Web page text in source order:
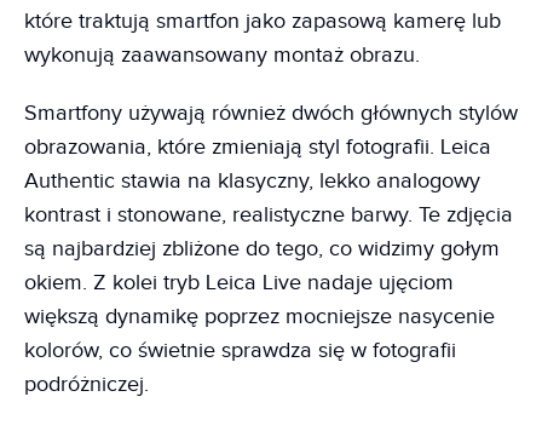
które traktują smartfon jako zapasową kamerę lub
wykonują zaawansowany montaż obrazu.
Smartfony używają również dwóch głównych stylów
obrazowania, które zmieniają styl fotografii. Leica
Authentic stawia na klasyczny, lekko analogowy
kontrast i stonowane, realistyczne barwy. Te zdjęcia
są najbardziej zbliżone do tego, co widzimy gołym
okiem. Z kolei tryb Leica Live nadaje ujęciom
większą dynamikę poprzez mocniejsze nasycenie
kolorów, co świetnie sprawdza się w fotografii
podróżniczej.